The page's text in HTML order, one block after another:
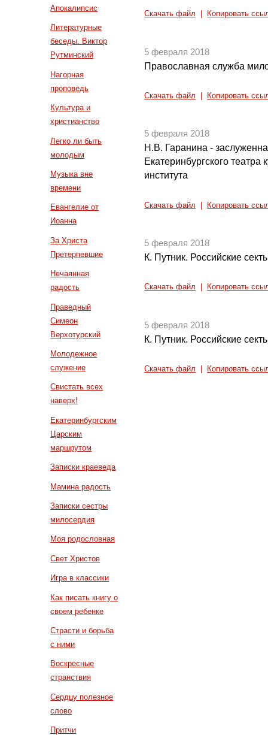
Апокалипсис
Литературные
беседы. Виктор
Рутминский
Нагорная
проповедь
Культура и
христианство
Легко ли быть
молодым
Музыка вне
времени
Евангелие от
Иоанна
За Христа
Претерпевшие
Нечаянная
радость
Праведный
Симеон
Верхотурский
Молодежное
служение
Свистать всех
наверх!
Екатеринбургским
Царским
маршрутом
Записки краеведа
Мамина радость
Записки сестры
милосердия
Моя родословная
Свет Христов
Игра в классики
Как писать книгу о
своем ребенке
Страсти и борьба
с ними
Воскресные
странствия
Сердцу полезное
слово
Притчи
Скачать файл Копировать
5 февраля 2018
Православная служба
Скачать файл Копировать
5 февраля 2018
Н.В. Гаранина -
Екатеринбургского театра
института
Скачать файл Копировать
5 февраля 2018
К. Путник. Российские
Скачать файл Копировать
5 февраля 2018
К. Путник. Российские
Скачать файл Копировать